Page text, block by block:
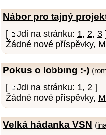
Nábor pro tajný
[ Jdi na stránku: 1, 2, 3]
Žádné nové příspěvky,
Pokus o lobbing :-) (
[ Jdi na stránku: 1, 2 ]
Žádné nové příspěvky,
Velká hádanka VSN (